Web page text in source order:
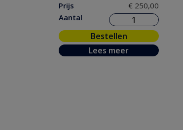
Prijs
€ 250,00
Aantal
Bestellen
Lees meer